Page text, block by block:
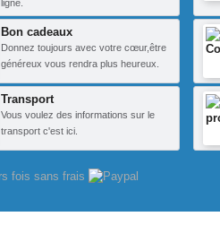
ligne.
Bon cadeaux
Donnez toujours avec votre cœur,être
généreux vous rendra plus heureux.
Transport
Vous voulez des informations sur le
transport c'est ici.